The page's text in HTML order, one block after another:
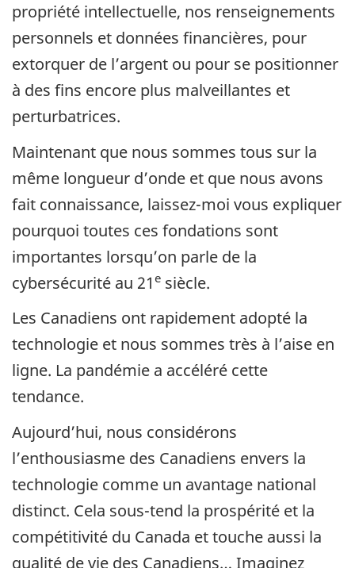
propriété intellectuelle, nos renseignements
personnels et données financières, pour
extorquer de l’argent ou pour se positionner
à des fins encore plus malveillantes et
perturbatrices.
Maintenant que nous sommes tous sur la
même longueur d’onde et que nous avons
fait connaissance, laissez-moi vous expliquer
pourquoi toutes ces fondations sont
importantes lorsqu’on parle de la
cybersécurité au 21 e siècle.
Les Canadiens ont rapidement adopté la
technologie et nous sommes très à l’aise en
ligne. La pandémie a accéléré cette
tendance.
Aujourd’hui, nous considérons
l’enthousiasme des Canadiens envers la
technologie comme un avantage national
distinct. Cela sous-tend la prospérité et la
compétitivité du Canada et touche aussi la
qualité de vie des Canadiens… Imaginez